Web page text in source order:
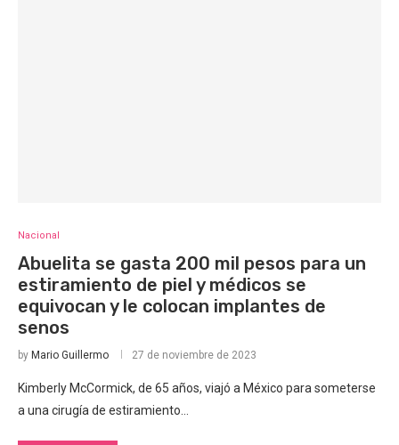
Nacional
Abuelita se gasta 200 mil pesos para un
estiramiento de piel y médicos se
equivocan y le colocan implantes de
senos
by Mario Guillermo 27 de noviembre de 2023
Kimberly McCormick, de 65 años, viajó a México para someterse
a una cirugía de estiramiento…